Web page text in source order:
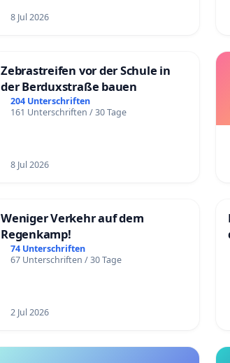
8 Jul 2026
Zebrastreifen vor der Schule in
der Berduxstraße bauen
204 Unterschriften
161 Unterschriften / 30 Tage
8 Jul 2026
Weniger Verkehr auf dem
Regenkamp!
74 Unterschriften
67 Unterschriften / 30 Tage
2 Jul 2026